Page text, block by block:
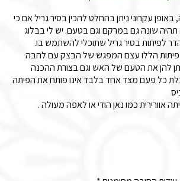
באופן עקרוני ניתן בהחלט להכין בסיר גריל אם כי
שונה גם במרקם וגם בטעם. יש לי בבלוג
לפיתות בסיר גריל שתוכלי להשתמש בו.
הללו עצם המפגש של הבצק עם להבה
להן את הטעם של האש וגם בצורת ההכנה
כל פעם מצד אחד בלבד אינו פותח את הפיתה
אוורירית כמו נאן הודי או לאפה מעולה .